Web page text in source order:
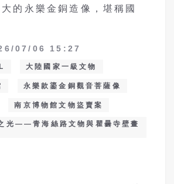
的永樂金銅造像，堪稱國
07/06 15:27
大陸國家一級文物
永樂款鎏金銅觀音菩薩像
南京博物館文物盜賣案
光——青海絲路文物與瞿曇寺壁畫